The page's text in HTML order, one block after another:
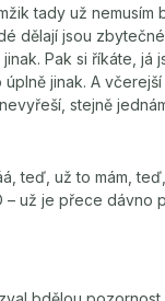
tady už nemusím
dělají jsou
Pak si říkáte, já
jinak. A
stejně
teď, už to mám,
– už je přece dávno